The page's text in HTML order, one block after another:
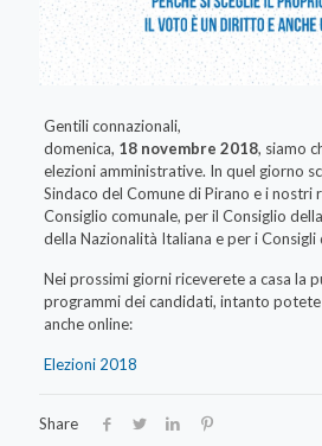
Gentili connazionali,
domenica, 18 novembre 2018, siamo
elezioni amministrative. In quel giorno
Sindaco del Comune di Pirano e i nostri
Consiglio comunale, per il Consiglio
della Nazionalità Italiana e per i Consigli
Nei prossimi giorni riceverete a casa la
programmi dei candidati, intanto potete
anche online:
Elezioni 2018
Share